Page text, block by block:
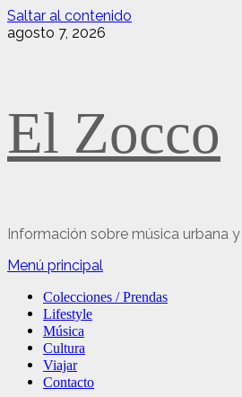
Saltar al contenido
agosto 7, 2026
El Zocco
Información sobre música urbana
Menú principal
Colecciones / Prendas
Lifestyle
Música
Cultura
Viajar
Contacto